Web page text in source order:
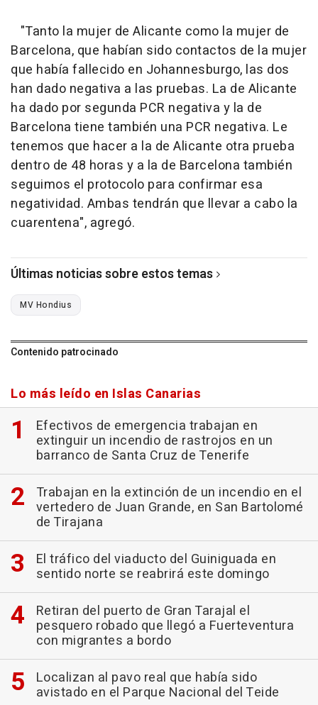
"Tanto la mujer de Alicante como la mujer de
Barcelona, que habían sido contactos de la mujer
que había fallecido en Johannesburgo, las dos
han dado negativa a las pruebas. La de Alicante
ha dado por segunda PCR negativa y la de
Barcelona tiene también una PCR negativa. Le
tenemos que hacer a la de Alicante otra prueba
dentro de 48 horas y a la de Barcelona también
seguimos el protocolo para confirmar esa
negatividad. Ambas tendrán que llevar a cabo la
cuarentena", agregó.
Últimas noticias sobre estos temas
MV Hondius
Contenido patrocinado
Lo más leído en Islas Canarias
Efectivos de emergencia trabajan en
extinguir un incendio de rastrojos en un
barranco de Santa Cruz de Tenerife
Trabajan en la extinción de un incendio en el
vertedero de Juan Grande, en San Bartolomé
de Tirajana
El tráfico del viaducto del Guiniguada en
sentido norte se reabrirá este domingo
Retiran del puerto de Gran Tarajal el
pesquero robado que llegó a Fuerteventura
con migrantes a bordo
Localizan al pavo real que había sido
avistado en el Parque Nacional del Teide